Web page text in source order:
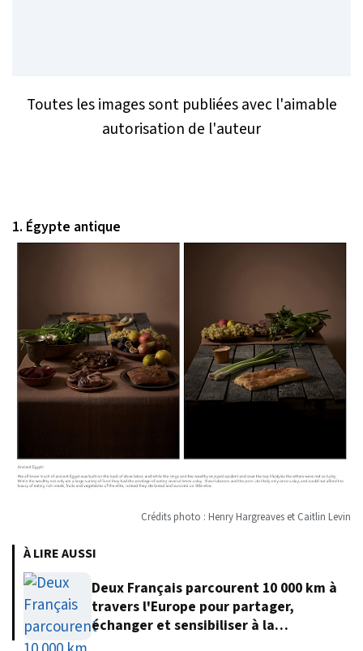
Toutes les images sont publiées avec l'aimable
autorisation de l'auteur
1. Égypte antique
Crédits photo : Henry Hargreaves et Caitlin Levin
À LIRE AUSSI
Deux Français parcourent 10 000 km à
travers l'Europe pour partager,
échanger et sensibiliser à la